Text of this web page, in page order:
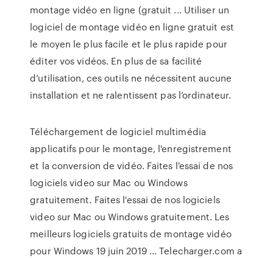
montage vidéo en ligne (gratuit ... Utiliser un
logiciel de montage vidéo en ligne gratuit est
le moyen le plus facile et le plus rapide pour
éditer vos vidéos. En plus de sa facilité
d’utilisation, ces outils ne nécessitent aucune
installation et ne ralentissent pas l’ordinateur.
Téléchargement de logiciel multimédia
applicatifs pour le montage, l'enregistrement
et la conversion de vidéo. Faites l'essai de nos
logiciels video sur Mac ou Windows
gratuitement. Faites l'essai de nos logiciels
video sur Mac ou Windows gratuitement. Les
meilleurs logiciels gratuits de montage vidéo
pour Windows 19 juin 2019 ... Telecharger.com a